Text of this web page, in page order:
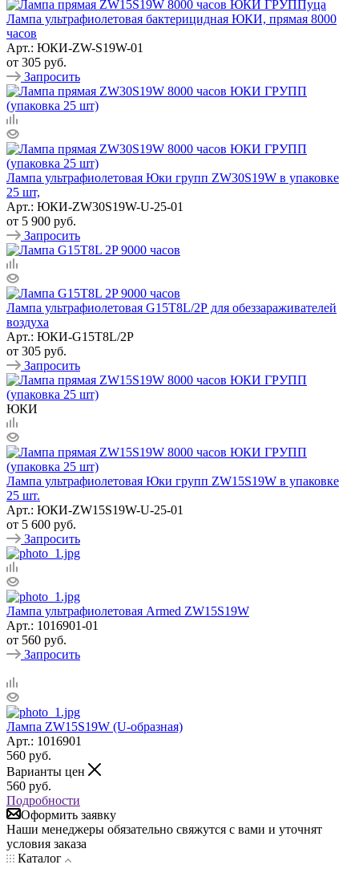
Лампа ультрафиолетовая бактерицидная ЮКИ, прямая 8000
часов
Арт.: ЮКИ-ZW-S19W-01
от 305 руб.
Запросить
Лампа ультрафиолетовая Юки групп ZW30S19W в упаковке
25 шт,
Арт.: ЮКИ-ZW30S19W-U-25-01
от 5 900 руб.
Запросить
Лампа ультрафиолетовая G15T8L/2P для обеззараживателей
воздуха
Арт.: ЮКИ-G15T8L/2P
от 305 руб.
Запросить
ЮКИ
Лампа ультрафиолетовая Юки групп ZW15S19W в упаковке
25 шт.
Арт.: ЮКИ-ZW15S19W-U-25-01
от 5 600 руб.
Запросить
Лампа ультрафиолетовая Armed ZW15S19W
Арт.: 1016901-01
от 560 руб.
Запросить
Лампа ZW15S19W (U-образная)
Арт.: 1016901
560 руб.
Варианты цен
560 руб.
Подробности
Оформить заявку
Наши менеджеры обязательно свяжутся с вами и уточнят
условия заказа
Каталог